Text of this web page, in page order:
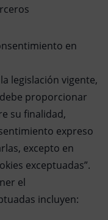
en
legislación vigente,
proporcionar
su finalidad,
expreso
excepto en
exceptuadas”.
el
incluyen: